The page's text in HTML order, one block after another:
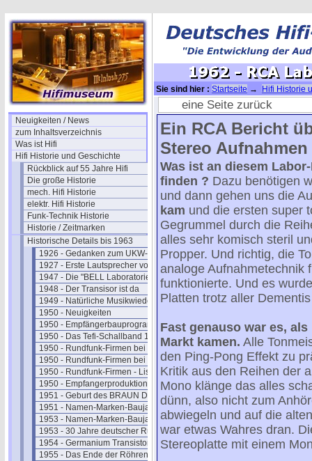
Neuigkeiten / News
zum Inhaltsverzeichnis
Was ist Hifi
Hifi Historie und Geschichte
Rückblick auf 55 Jahre Hifi
Die große Historie
mech. Hifi Historie
elektr. Hifi Historie
Funk-Technik Historie
Historie / Zeitmarken
Historische Details bis 1963
1926 - Gedanken zum UKW-Rundfunk
1927 - Erste Lautsprecher von Philips
1947 - Die "BELL Laboratories"
1948 - Der Transisor ist da
1949 - Natürliche Musikwiedergabe
1950 - Neuigkeiten
1950 - Empfängerbauprogramm
1950 - Das Tefi-Schallband 1950
1950 - Rundfunk-Firmen bei uns I
1950 - Rundfunk-Firmen bei uns II
1950 - Rundfunk-Firmen - Liste
1950 - Empfangerproduktion
1951 - Geburt des BRAUN Designs
1951 - Namen-Marken-Baujahre
1953 - Namen-Marken-Baujahre
1953 - 30 Jahre deutscher Rundfunk
1954 - Germanium Transistoren
1955 - Das Ende der Röhren ?
Sie sind hier : Startseite →
Hifi Historie
Labs über Stereo
eine Seite zurück
Ein RCA Bericht
Stereo Aufnahmen
Was ist an diesem
finden ? Dazu benötigen
und dann gehen uns die
kam und die ersten super
Gegrummel durch die
alles sehr komisch steril
Propper. Und richtig, die
analoge Aufnahmetechnik
funktionierte. Und es
Platten trotz aller
Fast genauso war es,
Markt kamen. Alle
den Ping-Pong Effekt zu
Kritik aus den Reihen der
Mono klänge das alles
dünn, also nicht zum
abwiegeln und auf die
war etwas Wahres dran.
Stereoplatte mit einem